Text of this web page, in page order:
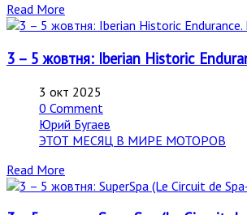
Read More
3 – 5 жовтня: Iberian Historic
3 окт 2025
0 Comment
Юрий Бугаев
ЭТОТ МЕСЯЦ В МИРЕ МОТОРОВ
Read More